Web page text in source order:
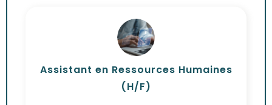
Assistant en Ressources Humaines
(H/F)